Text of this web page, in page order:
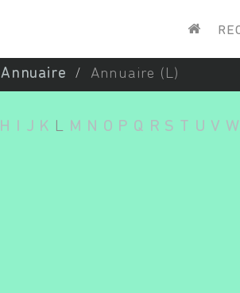
Annuaire Annuaire (L)
H J K L M N O P Q R S T U V W